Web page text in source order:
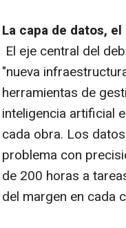
La capa de datos,
El eje central del
"nueva
herramientas de
inteligencia artificial
cada obra. Los
problema con
de 200 horas a
del margen en cada